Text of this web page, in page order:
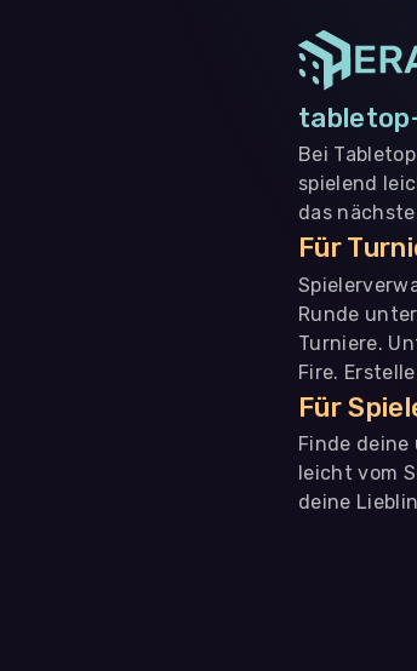
Bei
spielend
das
Für
Runde
Turniere.
Fire.
Für
Finde deine
leicht vom
deine